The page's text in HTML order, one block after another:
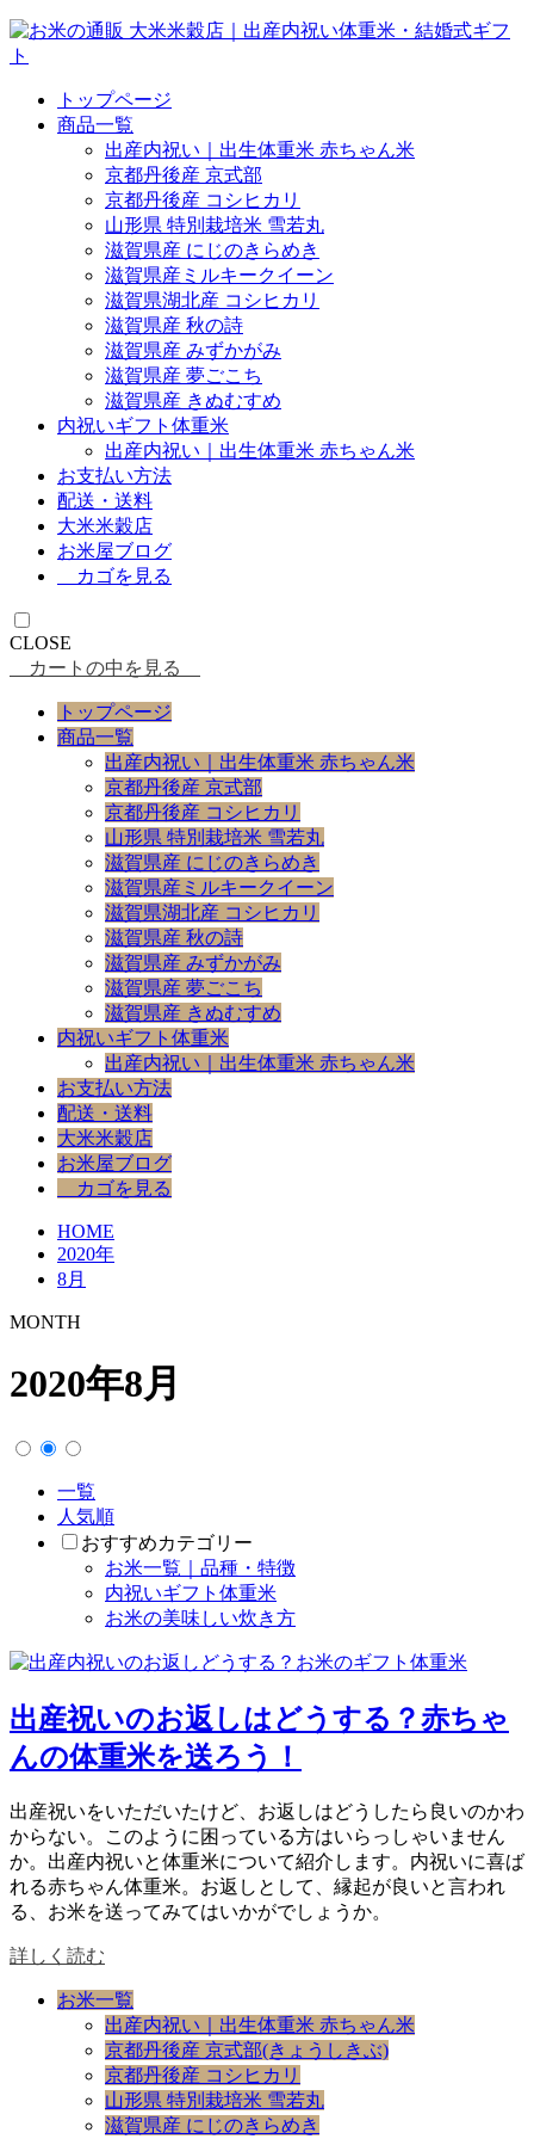
トップページ
商品一覧
出産内祝い｜出生体重米 赤ちゃん米
京都丹後産 京式部
京都丹後産 コシヒカリ
山形県 特別栽培米 雪若丸
滋賀県産 にじのきらめき
滋賀県産ミルキークイーン
滋賀県湖北産 コシヒカリ
滋賀県産 秋の詩
滋賀県産 みずかがみ
滋賀県産 夢ごこち
滋賀県産 きぬむすめ
内祝いギフト体重米
出産内祝い｜出生体重米 赤ちゃん米
お支払い方法
配送・送料
大米米穀店
お米屋ブログ
カゴを見る
CLOSE
カートの中を見る
トップページ
商品一覧
出産内祝い｜出生体重米 赤ちゃん米
京都丹後産 京式部
京都丹後産 コシヒカリ
山形県 特別栽培米 雪若丸
滋賀県産 にじのきらめき
滋賀県産ミルキークイーン
滋賀県湖北産 コシヒカリ
滋賀県産 秋の詩
滋賀県産 みずかがみ
滋賀県産 夢ごこち
滋賀県産 きぬむすめ
内祝いギフト体重米
出産内祝い｜出生体重米 赤ちゃん米
お支払い方法
配送・送料
大米米穀店
お米屋ブログ
カゴを見る
HOME
2020年
8月
MONTH
2020年8月
一覧
人気順
おすすめカテゴリー
お米一覧｜品種・特徴
内祝いギフト体重米
お米の美味しい炊き方
出産祝いのお返しはどうする？赤ちゃ
んの体重米を送ろう！
出産祝いをいただいたけど、お返しはどうしたら良いのかわ
からない。このように困っている方はいらっしゃいません
か。出産内祝いと体重米について紹介します。内祝いに喜ば
れる赤ちゃん体重米。お返しとして、縁起が良いと言われ
る、お米を送ってみてはいかがでしょうか。
詳しく読む
お米一覧
出産内祝い｜出生体重米 赤ちゃん米
京都丹後産 京式部(きょうしきぶ)
京都丹後産 コシヒカリ
山形県 特別栽培米 雪若丸
滋賀県産 にじのきらめき